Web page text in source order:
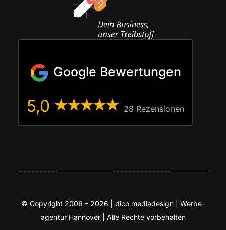
Google Bewertungen
5,0 28 Rezen­sio­nen
© Copy­right 2006 – 2026 | dico media­de­sign | Wer­be­
agen­tur Han­no­ver | Alle Rech­te vorbehalten